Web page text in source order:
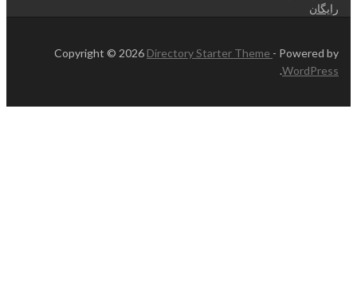
رایگان
Copyright © 2026 Directory Starter Theme - Powered by
WordPress
.